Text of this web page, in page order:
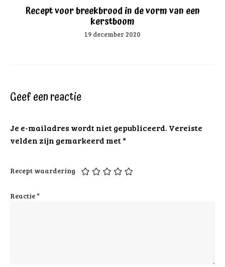
Recept voor breekbrood in de vorm van een
kerstboom
19 december 2020
Geef een reactie
Je e-mailadres wordt niet gepubliceerd. Vereiste
velden zijn gemarkeerd met*
Recept waardering
Reactie*